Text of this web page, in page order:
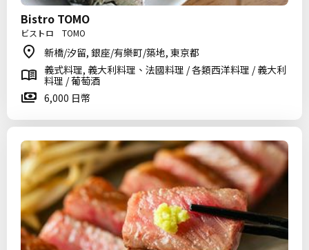
Bistro TOMO
ビストロ TOMO
新橋/汐留, 銀座/有樂町/築地, 東京都
義式料理, 義大利料理、法國料理 / 各類西洋料理 / 義大利
料理 / 葡萄酒
6,000 日幣